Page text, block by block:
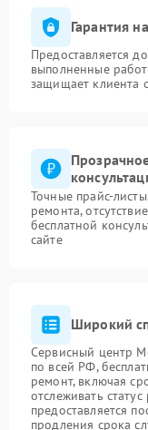
Гарантия
Предоставляется
выполненные
защищает клиента
Точные прайс-
ремонта,
бесплатной
сайте
Широкий
Сервисный центр
по всей РФ,
ремонт, включая
отслеживать
предоставляется
продления срока